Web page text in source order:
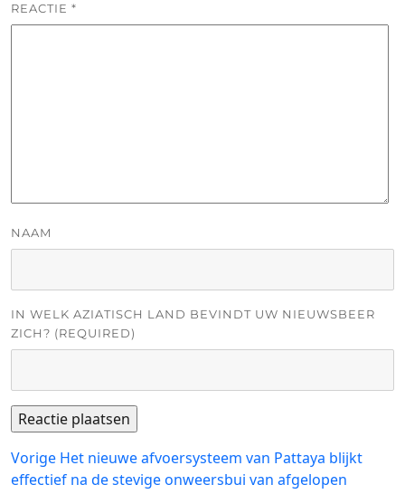
REACTIE *
NAAM
IN WELK AZIATISCH LAND BEVINDT UW NIEUWSBEER
ZICH? (REQUIRED)
Bericht
navigatie
Vorige Vorig
bericht:
Het nieuwe afvoersysteem van Pattaya blijkt
effectief na de stevige onweersbui van afgelopen